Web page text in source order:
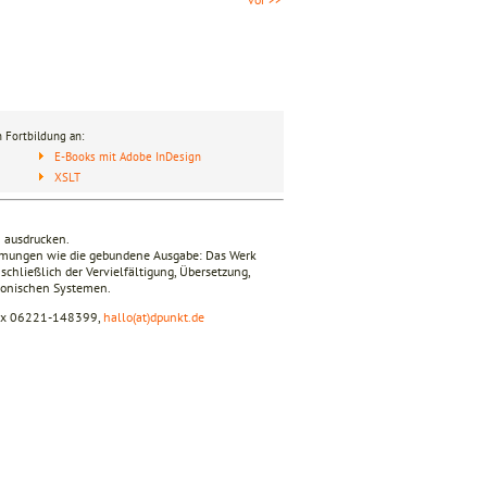
an:
E-Books mit Adobe InDesign
XSLT
wie die gebundene Ausgabe: Das Werk
der Vervielfältigung, Übersetzung,
Systemen.
06221-148399, hallo(at)dpunkt.de